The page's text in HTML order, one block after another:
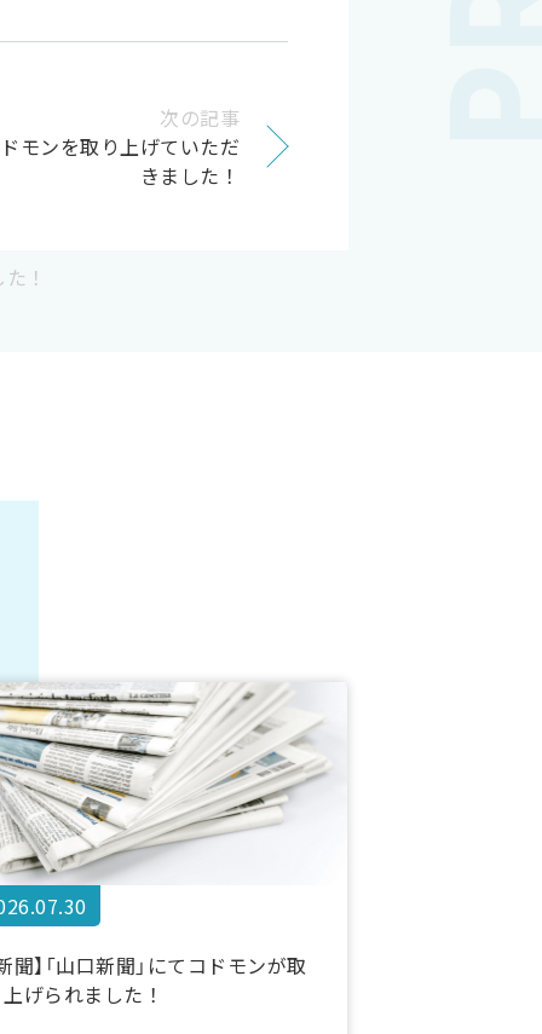
次の記事
モンを取り上げていただ
きました！
！
聞】「山口新聞」にてコドモンが取
げられました！